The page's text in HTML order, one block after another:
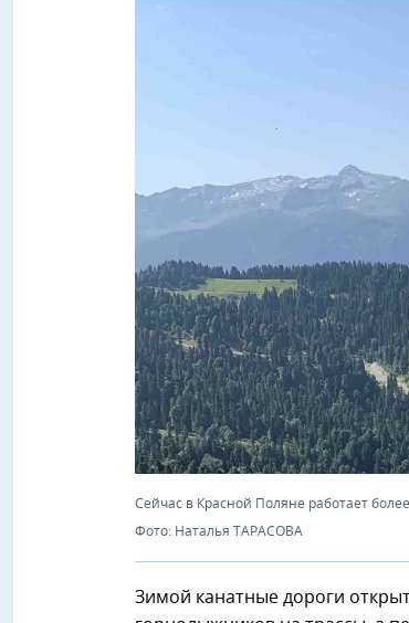
Сейчас в Красной Поляне работает
Фото: Наталья ТАРАСОВА
Зимой канатные дороги